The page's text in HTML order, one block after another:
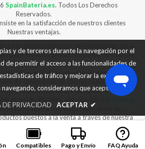
Compatibles Pago y Envío FAQ Ayuda
SpainBateria.es. Todos Los Derechos
Reservados.
en la satisfacción de nuestros clientes
Nuestras ventajas.
determinados productos de los fabricantes
referencia a productos o marcas
compañías es puramente con el propósito de
de computadoras con las cuales nuestros
para] puede ser utilizado. Nuestra
relación alguna con estos fabricantes de
puestos a la venta a través de nuestra
con la autorización de los fabricantes
que nuestros productos [son reemplazo para]
se puede utilizar.
y de terceros durante la navegación por el
de permitir el acceso a las funcionalidades de
de tráfico y mejorar la experiencia
consideramos que acepta su uso.
PRIVACIDAD ACEPTAR ✔